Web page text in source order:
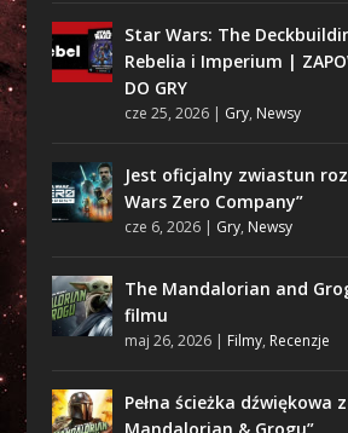
Star Wars: The
Rebelia i Imperium |
DO GRY
cze 25, 2026| Gry, Newsy
Jest oficjalny zwiastun
Wars Zero Company”
cze 6, 2026| Gry, Newsy
The Mandalorian and
filmu
maj 26, 2026| Filmy, Recenzje
Pełna ścieżka dźwiękowa